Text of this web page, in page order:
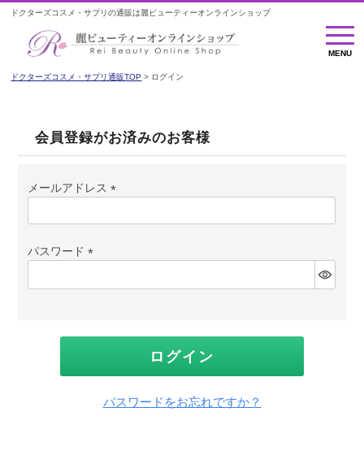
ドクターズコスメ・サプリの通販は麗ビューティーオンラインショップ
MENU
MENU
ドクターズコスメ・サプリ通販TOP ログイン
会員登録がお済みのお客様
メールアドレス
須)
パスワード
須)
ログイン
パスワードをお忘れですか？